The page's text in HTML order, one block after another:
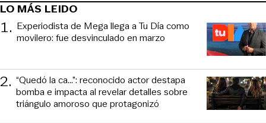
LO MÁS LEIDO
1. Experiodista de Mega llega a Tu Día como
movilero: fue desvinculado en marzo
2. “Quedó la ca...”: reconocido actor destapa
bomba e impacta al revelar detalles sobre
triángulo amoroso que protagonizó